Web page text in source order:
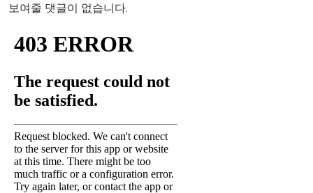
보여줄 댓글이 없습니다.